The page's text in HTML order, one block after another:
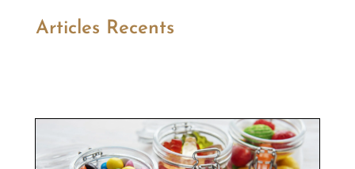
Articles Recents